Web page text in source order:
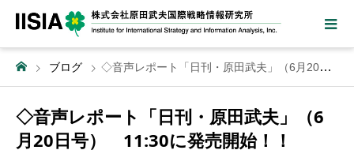
ブログ ◇音声レポート「日刊・原田武夫」（6月20日号） 11:30に発売開始！！
◇音声レポート「日刊・原田武夫」（6
月20日号） 11:30に発売開始！！